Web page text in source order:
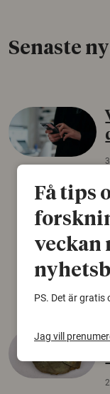
Senaste
Få tips
veckan
PS. Det är gratis
Jag vill